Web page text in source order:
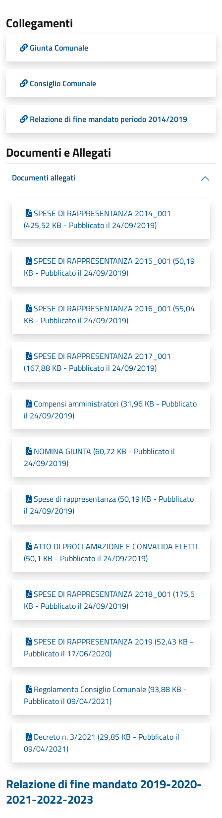
Collegamenti
Giunta Comunale
Consiglio Comunale
Relazione di fine mandato periodo 2014/2019
Documenti e Allegati
Documenti allegati
SPESE DI RAPPRESENTANZA 2014_001
(425,52 KB - Pubblicato il 24/09/2019)
SPESE DI RAPPRESENTANZA 2015_001 (50,19
KB - Pubblicato il 24/09/2019)
SPESE DI RAPPRESENTANZA 2016_001 (55,04
KB - Pubblicato il 24/09/2019)
SPESE DI RAPPRESENTANZA 2017_001
(167,88 KB - Pubblicato il 24/09/2019)
Compensi amministratori (31,96 KB - Pubblicato
il 24/09/2019)
NOMINA GIUNTA (60,72 KB - Pubblicato il
24/09/2019)
Spese di rappresentanza (50,19 KB - Pubblicato
il 24/09/2019)
ATTO DI PROCLAMAZIONE E CONVALIDA ELETTI
(50,1 KB - Pubblicato il 24/09/2019)
SPESE DI RAPPRESENTANZA 2018_001 (175,5
KB - Pubblicato il 24/09/2019)
SPESE DI RAPPRESENTANZA 2019 (52,43 KB -
Pubblicato il 17/06/2020)
Regolamento Consiglio Comunale (93,88 KB -
Pubblicato il 09/04/2021)
Decreto n. 3/2021 (29,85 KB - Pubblicato il
09/04/2021)
Relazione di fine mandato 2019-2020-
2021-2022-2023